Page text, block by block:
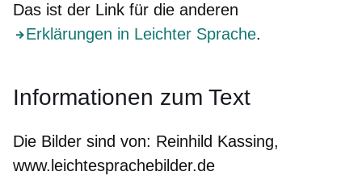
Das ist der Link für die anderen
Erklärungen in Leichter Sprache.
Informationen zum Text
Die Bilder sind von: Reinhild Kassing,
www.leichtesprachebilder.de